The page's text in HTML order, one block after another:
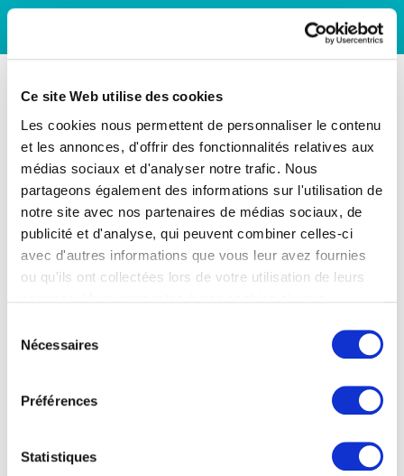
Ce site Web utilise des cookies
Les cookies nous permettent de personnaliser le contenu
et les annonces, d'offrir des fonctionnalités relatives aux
médias sociaux et d'analyser notre trafic. Nous
partageons également des informations sur l'utilisation de
notre site avec nos partenaires de médias sociaux, de
publicité et d'analyse, qui peuvent combiner celles-ci
avec d'autres informations que vous leur avez fournies
ou qu'ils ont collectées lors de votre utilisation de leurs
Nécessaires
Préférences
Statistiques